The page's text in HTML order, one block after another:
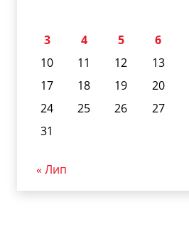
3
4 5 6
10
11 12 13
17
18 19 20
24
25 26 27
31
« Лип